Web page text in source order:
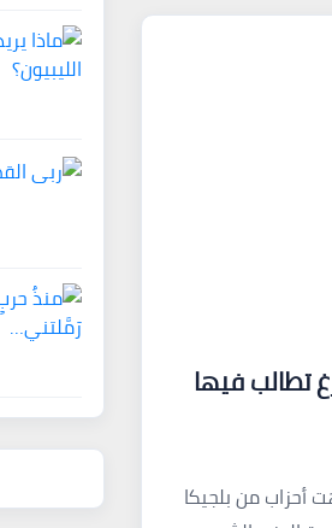
تطالب فيها
أحزاب من بلجيكا